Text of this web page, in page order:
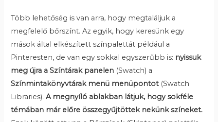
Több lehetőség is van arra, hogy megtaláljuk a
megfelelő bőrszínt. Az egyik, hogy keresünk egy
mások által elkészített színpalettát például a
Pinteresten, de van egy sokkal egyszerűbb is: nyissuk
meg újra a Színtárak panelen (Swatch) a
Színmintakönyvtárak menü menüpontot (Swatch
Libraries).A megnyíló ablakban látjuk, hogy sokféle
témában már előre összegyűjtöttek nekünk színeket.